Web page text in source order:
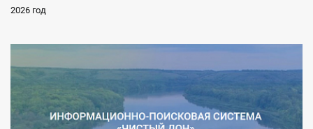
2026 год